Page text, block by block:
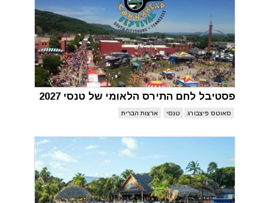
פסטיבל לחם התירס הלאומי של טנסי 2027
סאוטס פיצבורג טנסי ארצות הברית